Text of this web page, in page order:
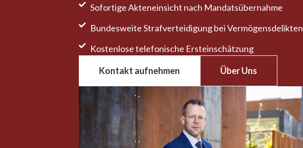
Kontakt aufnehmen Über Uns
Sofortige Akteneinsicht nach Mandatsübernahme
Bundesweite Straf­verteidigung bei Vermögens­delikten
Kostenlose telefonische Erst­einschätzung